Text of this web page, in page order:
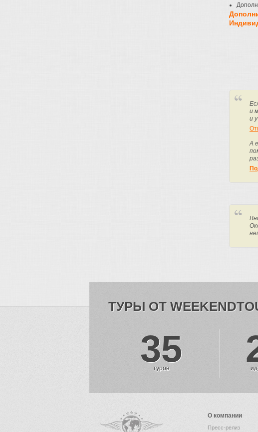
и
и
А
ТУРЫ ОТ
35
туров
О компании
Пресс-релиз